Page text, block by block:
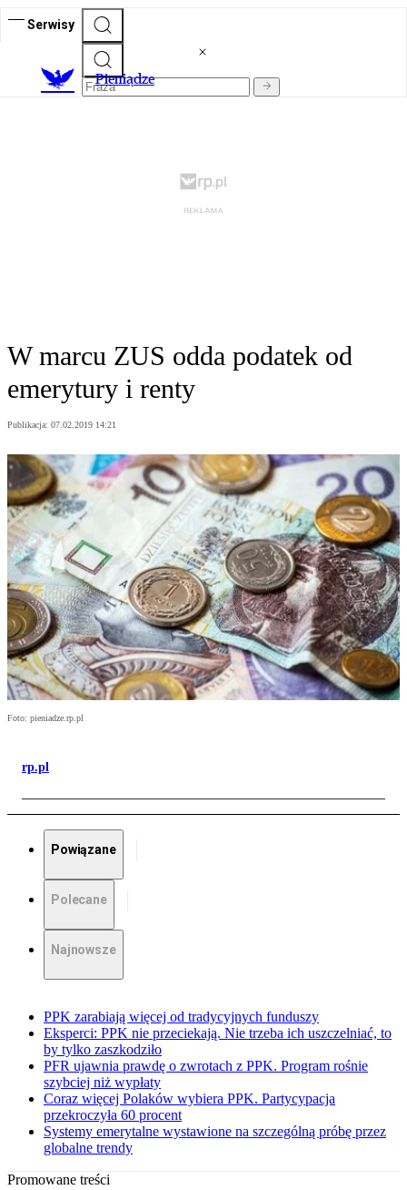
Serwisy
Pieniądze
W marcu ZUS odda podatek od
emerytury i renty
Publikacja: 07.02.2019 14:21
Foto: pieniadze.rp.pl
rp.pl
Powiązane
Polecane
Najnowsze
PPK zarabiają więcej od tradycyjnych funduszy
Eksperci: PPK nie przeciekają. Nie trzeba ich uszczelniać, to
by tylko zaszkodziło
PFR ujawnia prawdę o zwrotach z PPK. Program rośnie
szybciej niż wypłaty
Coraz więcej Polaków wybiera PPK. Partycypacja
przekroczyła 60 procent
Systemy emerytalne wystawione na szczególną próbę przez
globalne trendy
Promowane treści